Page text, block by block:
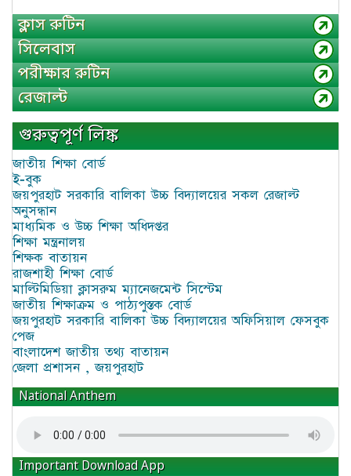
ক্লাস রুটিন
সিলেবাস
পরীক্ষার রুটিন
রেজাল্ট
গুরুত্বপূর্ণ লিঙ্ক
জাতীয় শিক্ষা বোর্ড
ই-বুক
জয়পুরহাট সরকারি বালিকা উচ্চ বিদ্যালয়ের সকল রেজাল্ট
অনুসন্ধান
মাধ্যমিক ও উচ্চ শিক্ষা অধিদপ্তর
শিক্ষা মন্ত্রনালয়
শিক্ষক বাতায়ন
রাজশাহী শিক্ষা বোর্ড
মাল্টিমিডিয়া ক্লাসরুম ম্যানেজমেন্ট সিস্টেম
জাতীয় শিক্ষাক্রম ও পাঠ্যপুস্তক বোর্ড
জয়পুরহাট সরকারি বালিকা উচ্চ বিদ্যালয়ের অফিসিয়াল ফেসবুক
পেজ
বাংলাদেশ জাতীয় তথ্য বাতায়ন
জেলা প্রশাসন , জয়পুরহাট
National Anthem
Important Download App